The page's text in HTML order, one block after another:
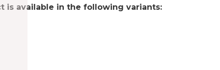
is available in the following variants: